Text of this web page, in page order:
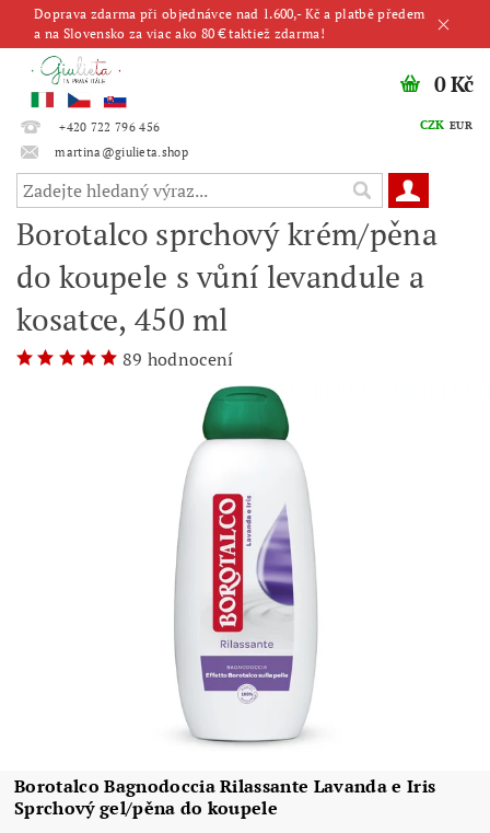
Doprava zdarma při objednávce nad 1.600,- Kč a platbě předem
a na Slovensko za viac ako 80 € taktiež zdarma!
+420 722 796 456
martina@giulieta.shop
CZK EUR
0 Kč
Borotalco sprchový krém/pěna
do koupele s vůní levandule a
kosatce, 450 ml
89 hodnocení
Borotalco Bagnodoccia Rilassante Lavanda e Iris
Sprchový gel/pěna do koupele